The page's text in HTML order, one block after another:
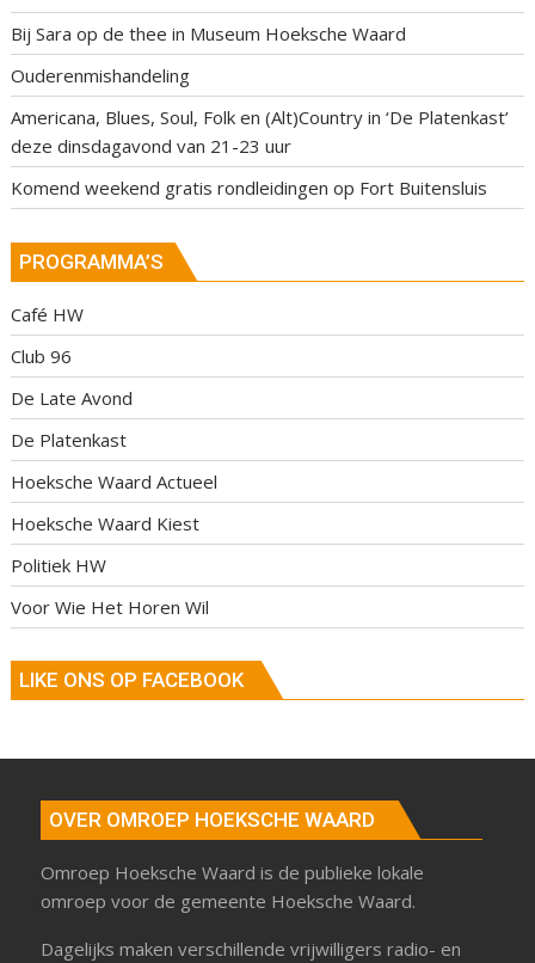
Bij Sara op de thee in Museum Hoeksche Waard
Ouderenmishandeling
Americana, Blues, Soul, Folk en (Alt)Country in ‘De Platenkast’
deze dinsdagavond van 21-23 uur
Komend weekend gratis rondleidingen op Fort Buitensluis
PROGRAMMA’S
Café HW
Club 96
De Late Avond
De Platenkast
Hoeksche Waard Actueel
Hoeksche Waard Kiest
Politiek HW
Voor Wie Het Horen Wil
LIKE ONS OP FACEBOOK
OVER OMROEP HOEKSCHE WAARD
Omroep Hoeksche Waard is de publieke lokale
omroep voor de gemeente Hoeksche Waard.
Dagelijks maken verschillende vrijwilligers radio- en